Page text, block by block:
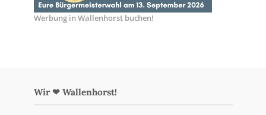
Werbung in Wallenhorst buchen!
Wir ❤ Wallenhorst!